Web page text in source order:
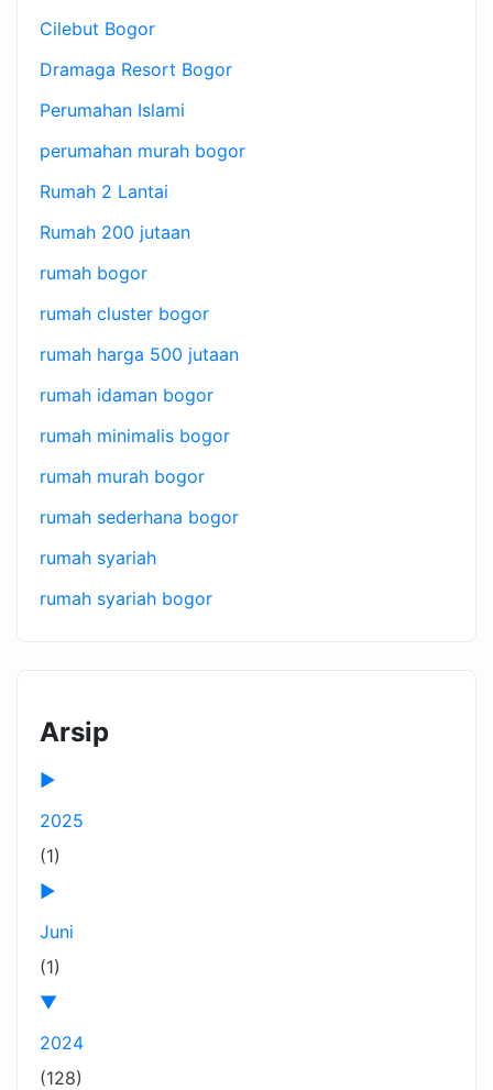
Cilebut Bogor
Dramaga Resort Bogor
Perumahan Islami
perumahan murah bogor
Rumah 2 Lantai
Rumah 200 jutaan
rumah bogor
rumah cluster bogor
rumah harga 500 jutaan
rumah idaman bogor
rumah minimalis bogor
rumah murah bogor
rumah sederhana bogor
rumah syariah
rumah syariah bogor
Arsip
►
2025
(1)
►
Juni
(1)
▼
2024
(128)